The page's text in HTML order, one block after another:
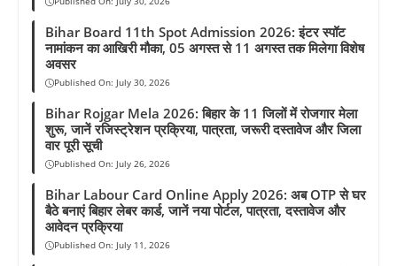
Bihar Board 11th Spot Admission 2026: इंटर स्पॉट
नामांकन का आखिरी मौका, 05 अगस्त से 11 अगस्त तक मिलेगा विशेष
अवसर
Published On: July 30, 2026
Bihar Rojgar Mela 2026: बिहार के 11 जिलों में रोजगार मेला
शुरू, जानें रजिस्ट्रेशन प्रक्रिया, पात्रता, जरूरी दस्तावेज और जिला
वार पूरी सूची
Published On: July 26, 2026
Bihar Labour Card Online Apply 2026: अब OTP से घर
बैठे बनाएं बिहार लेबर कार्ड, जानें नया पोर्टल, पात्रता, दस्तावेज और
आवेदन प्रक्रिया
Published On: July 11, 2026